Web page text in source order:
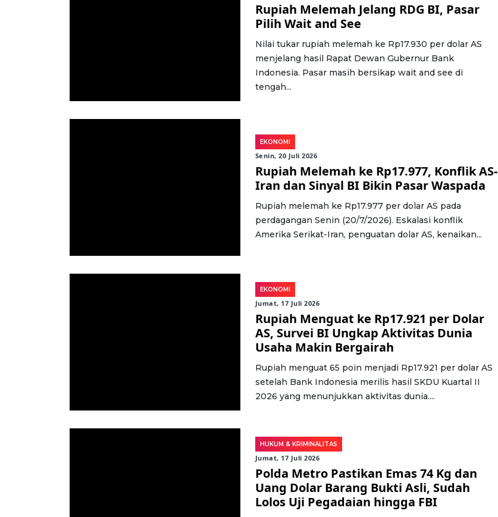
Rupiah Melemah Jelang RDG BI, Pasar
Pilih Wait and See
Nilai tukar rupiah melemah ke Rp17.930 per dolar AS
menjelang hasil Rapat Dewan Gubernur Bank
Indonesia. Pasar masih bersikap wait and see di
tengah...
EKONOMI
Senin, 20 Juli 2026
Rupiah Melemah ke Rp17.977, Konflik AS-
Iran dan Sinyal BI Bikin Pasar Waspada
Rupiah melemah ke Rp17.977 per dolar AS pada
perdagangan Senin (20/7/2026). Eskalasi konflik
Amerika Serikat-Iran, penguatan dolar AS, kenaikan...
EKONOMI
Jumat, 17 Juli 2026
Rupiah Menguat ke Rp17.921 per Dolar
AS, Survei BI Ungkap Aktivitas Dunia
Usaha Makin Bergairah
Rupiah menguat 65 poin menjadi Rp17.921 per dolar AS
setelah Bank Indonesia merilis hasil SKDU Kuartal II
2026 yang menunjukkan aktivitas dunia....
HUKUM & KRIMINALITAS
Jumat, 17 Juli 2026
Polda Metro Pastikan Emas 74 Kg dan
Uang Dolar Barang Bukti Asli, Sudah
Lolos Uji Pegadaian hingga FBI